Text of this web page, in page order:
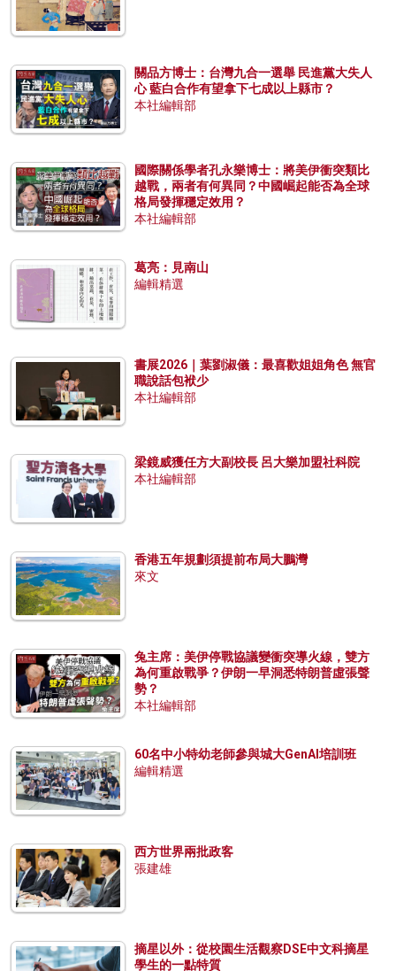
關品方博士：台灣九合一選舉 民進黨大失人
心 藍白合作有望拿下七成以上縣市？
本社編輯部
國際關係學者孔永樂博士：將美伊衝突類比
越戰，兩者有何異同？中國崛起能否為全球
格局發揮穩定效用？
本社編輯部
葛亮：見南山
編輯精選
書展2026｜葉劉淑儀：最喜歡姐姐角色 無官
職說話包袱少
本社編輯部
梁鏡威獲任方大副校長 呂大樂加盟社科院
本社編輯部
香港五年規劃須提前布局大鵬灣
來文
兔主席：美伊停戰協議變衝突導火線，雙方
為何重啟戰爭？伊朗一早洞悉特朗普虛張聲
勢？
本社編輯部
60名中小特幼老師參與城大GenAI培訓班
編輯精選
西方世界兩批政客
張建雄
摘星以外：從校園生活觀察DSE中文科摘星
學生的一點特質